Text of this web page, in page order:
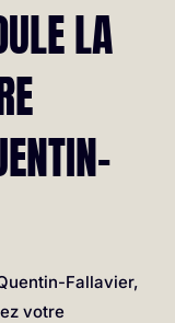
LA
Fallavier,
votre